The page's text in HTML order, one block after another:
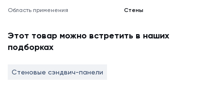
Область применения Стены
Этот товар можно встретить в наших
подборках
Стеновые сэндвич-панели